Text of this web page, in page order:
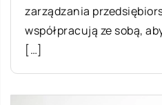
zarządzania
współpracują ze sobą,
[…]